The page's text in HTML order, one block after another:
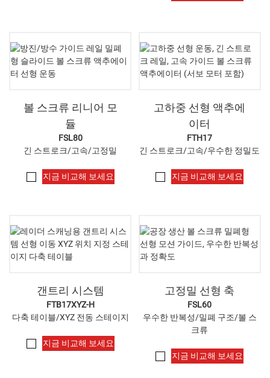
볼 스크류 리니어 모
듈
FSL80
긴 스트로크/고속/고정밀
지금 비교해 보세요
고하중 선형 액추에
이터
FTH17
긴 스트로크/고속/우수한 정밀도
지금 비교해 보세요
갠트리 시스템
FTB17XYZ-H
다축 테이블/XYZ 전동 스테이지
지금 비교해 보세요
고정밀 선형 축
FSL60
우수한 반복성/밀폐 구조/볼 스
크류
지금 비교해 보세요